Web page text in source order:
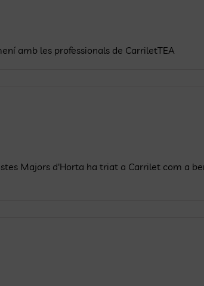
amb les professionals de CarriletTEA
Majors d'Horta ha triat a Carrilet com a